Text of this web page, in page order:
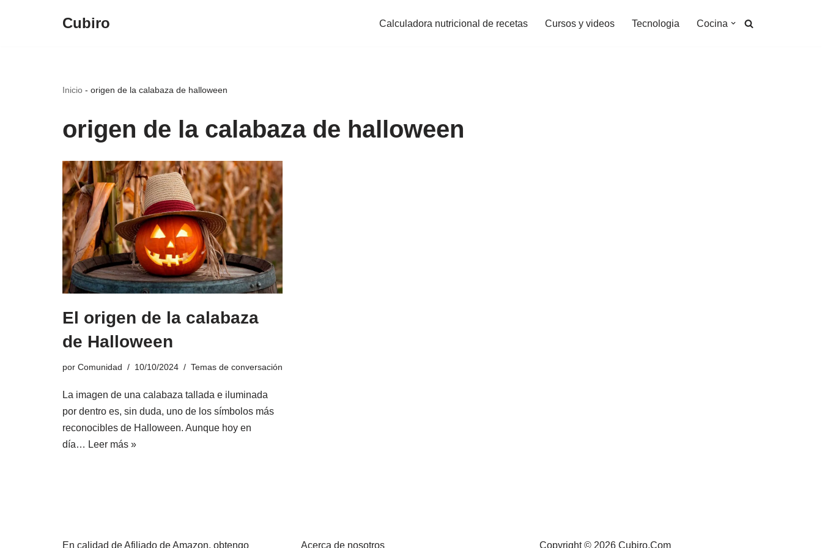
Cubiro Calculadora nutricional de recetas Cursos y videos Tecnologia Cocina
Inicio - origen de la calabaza de halloween
origen de la calabaza de halloween
El origen de la calabaza
de Halloween
por Comunidad 10/10/2024 Temas de conversación
La imagen de una calabaza tallada e iluminada
por dentro es, sin duda, uno de los símbolos más
reconocibles de Halloween. Aunque hoy en
día… Leer más »
En calidad de Afiliado de Amazon, obtengo Acerca de nosotros Copyright © 2026 Cubiro.Com